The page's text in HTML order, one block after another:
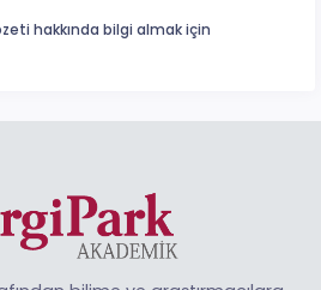
hakkında bilgi almak için